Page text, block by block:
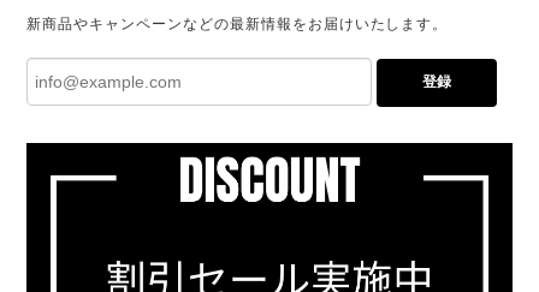
新商品やキャンペーンなどの最新情報をお届けいたします。
登録